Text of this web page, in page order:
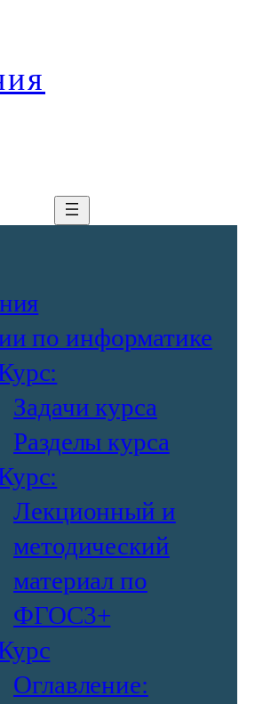
по информатике
Задачи курса
Разделы курса
Лекционный и
методический
материал по
ФГОС3+
Оглавление: